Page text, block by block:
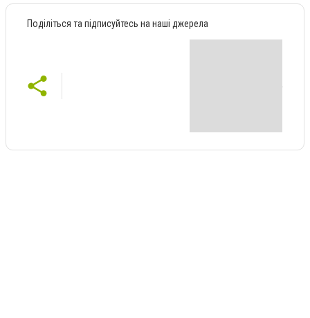
Поділіться та підписуйтесь на наші джерела